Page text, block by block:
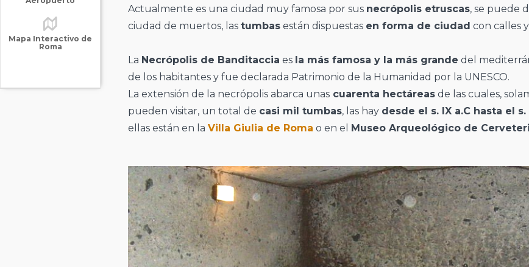
Mapa Interactivo de
Roma
Actualmente es una ciudad muy famosa por sus necrópolis etruscas, se puede
ciudad de muertos, lastumbas están dispuestas en forma de ciudad con calles
La Necrópolis de Banditaccia es la más famosa y la más grande del
de los habitantes y fue declarada Patrimonio de la Humanidad por la UNESCO.
La extensión de la necrópolis abarca unas cuarenta hectáreas de las cuales,
pueden visitar, un total de casi mil tumbas, las hay desde el s. IX a.C hasta el s.
ellas están en laVilla Giulia de Roma o en el Museo Arqueológico de Cerveteri